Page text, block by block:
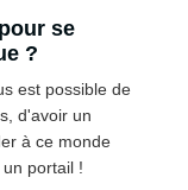
se
?
est possible de
d'avoir un
à ce monde
portail !